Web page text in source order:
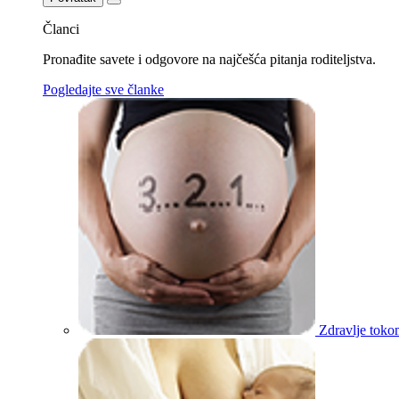
Članci
Pronađite savete i odgovore na najčešća pitanja roditeljstva.
Pogledajte sve članke
Zdravlje